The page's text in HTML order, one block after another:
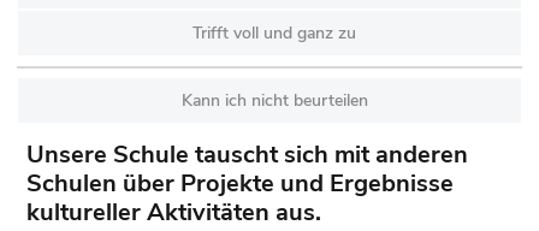
Trifft voll und ganz zu
Kann ich nicht beurteilen
Unsere Schule tauscht sich mit anderen
Schulen über Projekte und Ergebnisse
kultureller Aktivitäten aus.